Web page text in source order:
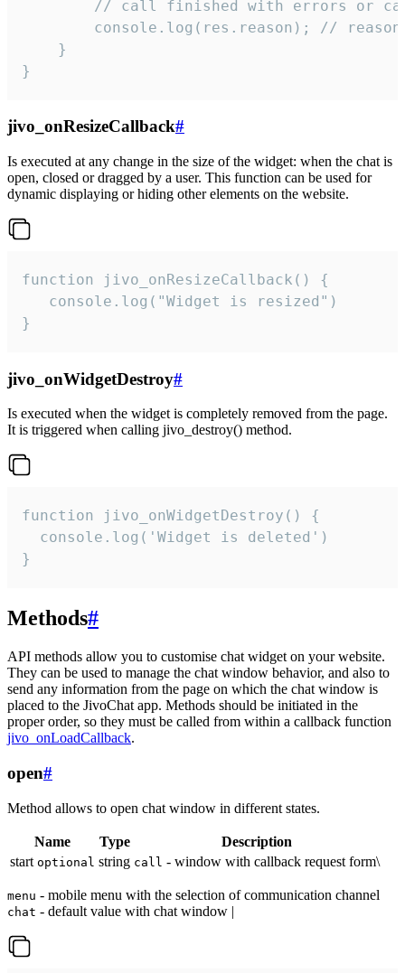
// call finished with errors or
console.log(res.reason); //
    }
}
jivo_onResizeCallback#
Is executed at any change in the size of the widget: when the chat is
open, closed or dragged by a user. This function can be used for
dynamic displaying or hiding other elements on the website.
function jivo_onResizeCallback() {
   console.log("Widget is resized")
}
jivo_onWidgetDestroy#
Is executed when the widget is completely removed from the page.
It is triggered when calling jivo_destroy() method.
function jivo_onWidgetDestroy() {
  console.log('Widget is deleted')
}
Methods#
API methods allow you to customise chat widget on your website.
They can be used to manage the chat window behavior, and also to
send any information from the page on which the chat window is
placed to the JivoChat app. Methods should be initiated in the
proper order, so they must be called from within a callback function
jivo_onLoadCallback.
open#
Method allows to open chat window in different states.
Name Type
Description
start optional string call - window with callback request form\
menu - mobile menu with the selection of communication channel
chat - default value with chat window |